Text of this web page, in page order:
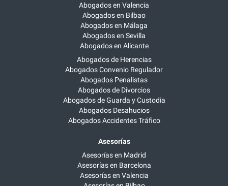
Abogados en Valencia
Abogados en Bilbao
Abogados en Málaga
Abogados en Sevilla
Abogados en Alicante
Abogados de Herencias
Abogados Convenio Regulador
Abogados Penalistas
Abogados de Divorcios
Abogados de Guarda y Custodia
Abogados Desahucios
Abogados Accidentes Tráfico
Asesorías
Asesorías en Madrid
Asesorías en Barcelona
Asesorías en Valencia